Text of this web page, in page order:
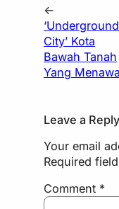
←
‘Underground
City’ Kota
Bawah Tanah
Yang
Leave a Reply
Your email
Required
Comment *